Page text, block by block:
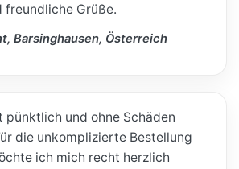
freundliche Grüße.
Barsinghausen, Österreich
pünktlich und ohne Schäden
die unkomplizierte Bestellung
ich mich recht herzlich